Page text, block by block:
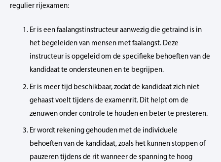
regulier rijexamen:
Er is een faalangstinstructeur aanwezig die getraind is in
het begeleiden van mensen met faalangst. Deze
instructeur is opgeleid om de specifieke behoeften van de
kandidaat te ondersteunen en te begrijpen.
Er is meer tijd beschikbaar, zodat de kandidaat zich niet
gehaast voelt tijdens de examenrit. Dit helpt om de
zenuwen onder controle te houden en beter te presteren.
Er wordt rekening gehouden met de individuele
behoeften van de kandidaat, zoals het kunnen stoppen of
pauzeren tijdens de rit wanneer de spanning te hoog